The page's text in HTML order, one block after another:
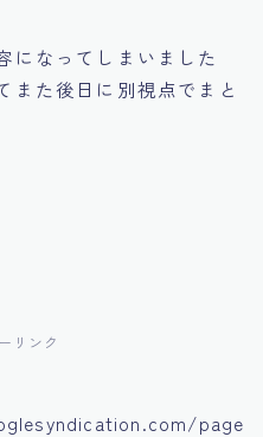
になってしまいました
また後日に別視点でまと
リンク
page